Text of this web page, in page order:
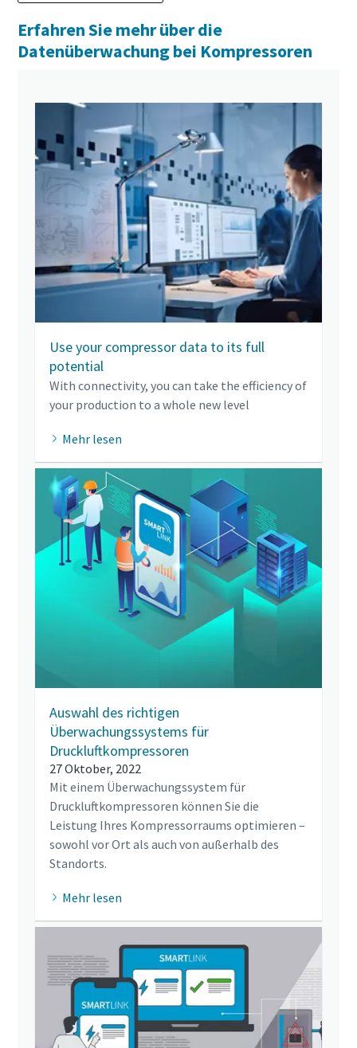
Erfahren Sie mehr über die
Datenüberwachung bei Kompressoren
Use your compressor data to its full
potential
With connectivity, you can take the efficiency of
your production to a whole new level
Mehr lesen
Auswahl des richtigen
Überwachungssystems für
Druckluftkompressoren
27 Oktober, 2022
Mit einem Überwachungssystem für
Druckluftkompressoren können Sie die
Leistung Ihres Kompressorraums optimieren –
sowohl vor Ort als auch von außerhalb des
Standorts.
Mehr lesen